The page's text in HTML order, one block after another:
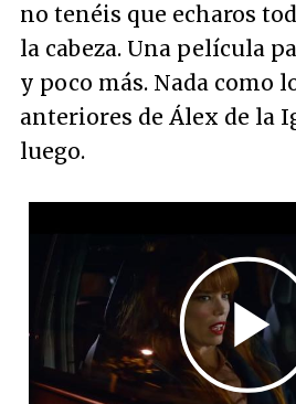
no tenéis que echaros
la cabeza. Una película
y poco más. Nada como
anteriores de Álex de la
luego.